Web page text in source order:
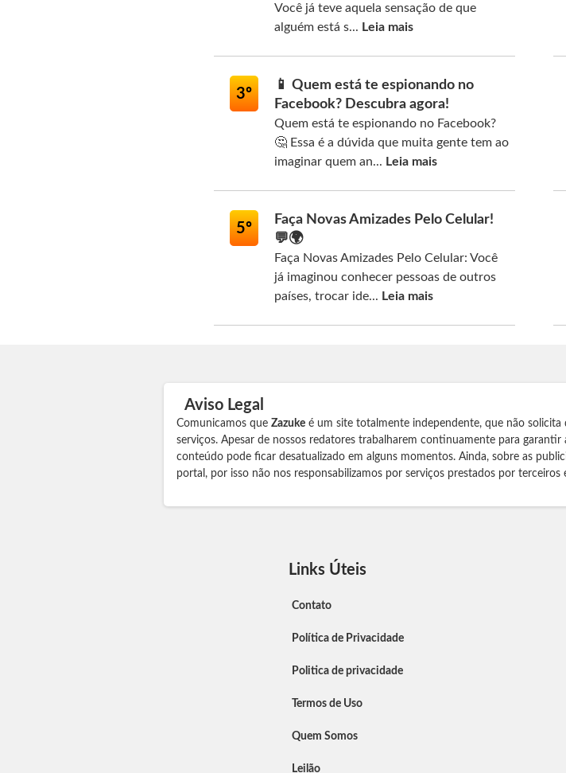
Você já teve aquela sensação de que
alguém está s... Leia mais
3º
📱 Quem está te espionando no
Facebook? Descubra agora!
Quem está te espionando no Facebook?
🤔 Essa é a dúvida que muita gente tem ao
imaginar quem an... Leia mais
5º
Faça Novas Amizades Pelo Celular!
💬🌍
Faça Novas Amizades Pelo Celular: Você
já imaginou conhecer pessoas de outros
países, trocar ide... Leia mais
Aviso Legal
Comunicamos que Zazuke é um site totalmente independente, que não
serviços. Apesar de nossos redatores trabalharem continuamente para
conteúdo pode ficar desatualizado em alguns momentos. Ainda, sobre as
portal, por isso não nos responsabilizamos por serviços prestados por
Links Úteis
Contato
Política de Privacidade
Politica de privacidade
Termos de Uso
Quem Somos
Leilão